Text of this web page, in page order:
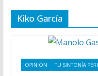
Kiko García
OPINIÓN TU SINTONÍA